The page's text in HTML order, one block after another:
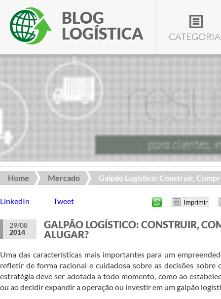
BLOG
LOGÍSTICA
Home Mercado Galpão Logístico: Construir,
LinkedIn Tweet
29/08
2014
GALPÃO LOGÍSTICO: CONSTRUIR,
ALUGAR?
Uma das características mais importantes para um
refletir de forma racional e cuidadosa sobre as decisões sobre
estratégia deve ser adotada a todo momento, como ao
ou ao decidir expandir a operação ou investir em um galpão